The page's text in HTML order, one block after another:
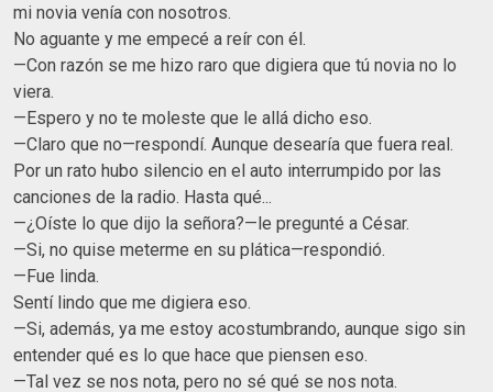
mi novia venía con nosotros.
No aguante y me empecé a reír con él.
—Con razón se me hizo raro que digiera que tú novia no lo
viera.
—Espero y no te moleste que le allá dicho eso.
—Claro que no—respondí. Aunque desearía que fuera real.
Por un rato hubo silencio en el auto interrumpido por las
canciones de la radio. Hasta qué...
—¿Oíste lo que dijo la señora?—le pregunté a César.
—Si, no quise meterme en su plática—respondió.
—Fue linda.
Sentí lindo que me digiera eso.
—Si, además, ya me estoy acostumbrando, aunque sigo sin
entender qué es lo que hace que piensen eso.
—Tal vez se nos nota, pero no sé qué se nos nota.